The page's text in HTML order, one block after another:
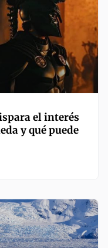
el interés
y qué puede